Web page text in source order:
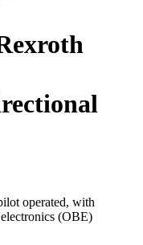
operated, with
(OBE)